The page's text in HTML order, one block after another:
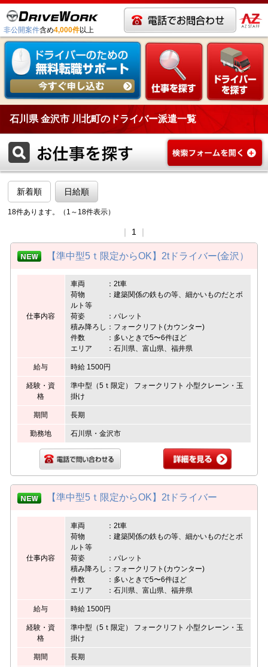
非公開案件含め4,000件以上
石川県 金沢市 川北町のドライバー派遣一覧
新着順 日給順
18件あります。（1～18件表示）
1
【準中型5ｔ限定からOK】2tドライバー(金沢）
仕事内容
車両 ：2t車
荷物 ：建築関係の鉄もの等、細かいものだとボ
ルト等
荷姿 ：パレット
積み降ろし：フォークリフト(カウンター)
件数 ：多いときで5〜6件ほど
エリア ：石川県、富山県、福井県
給与 時給 1500円
経験・資
格
準中型（5ｔ限定） フォークリフト 小型クレーン・玉
掛け
期間 長期
勤務地 石川県・金沢市
【準中型5ｔ限定からOK】2tドライバー
仕事内容
車両 ：2t車
荷物 ：建築関係の鉄もの等、細かいものだとボ
ルト等
荷姿 ：パレット
積み降ろし：フォークリフト(カウンター)
件数 ：多いときで5〜6件ほど
エリア ：石川県、富山県、福井県
給与 時給 1500円
経験・資
格
準中型（5ｔ限定） フォークリフト 小型クレーン・玉
掛け
期間 長期